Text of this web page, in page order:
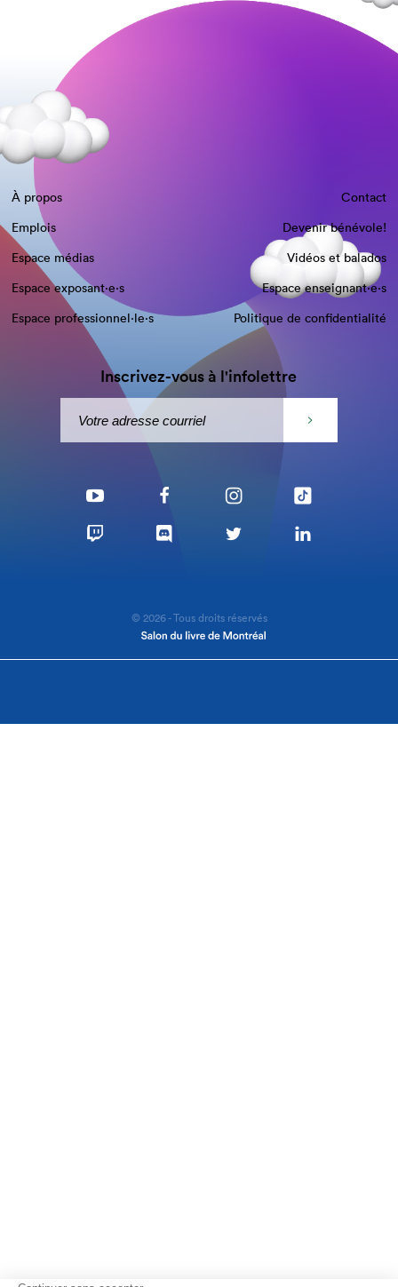
À propos
Contact
Emplois
Devenir bénévole!
Espace médias
Vidéos et balados
Espace exposant·e⋅s
Espace enseignant·e⋅s
Espace professionnel·le⋅s
Politique de confidentialité
Inscrivez-vous à l'infolettre
© 2026 - Tous droits réservés